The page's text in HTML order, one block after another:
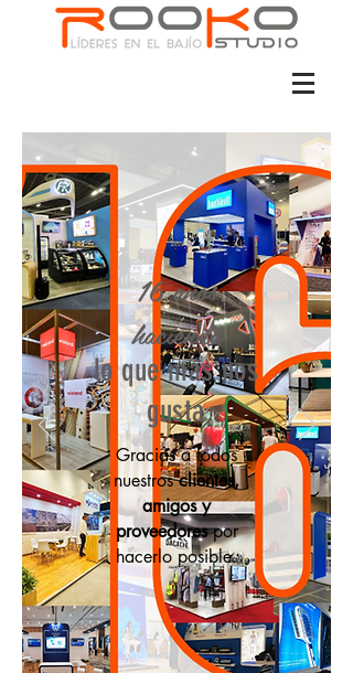
lo que más nos
gusta
16 años
haciendo
Gracias a todos
nuestrosclientes,
amigos y
proveedorespor
hacerlo posible.